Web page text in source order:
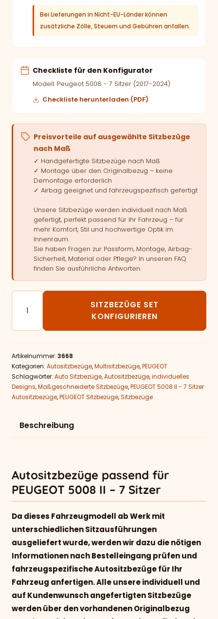
Bei Lieferungen in Nicht-EU-Länder können
zusätzliche Zölle, Steuern und Gebühren anfallen.
Checkliste für den Konfigurator
Modell: Peugeot 5008 - 7 Sitzer (2017-2024)
Checkliste herunterladen (PDF)
Preisvorteile auf ausgewählte Sitzbezüge
nach Maß
✓ Handgefertigte Sitzbezüge nach Maß
✓ Montage über den Originalbezug – keine
Demontage erforderlich
✓ Airbag geeignet und fahrzeugspezifisch gefertigt
Unsere Sitzbezüge werden individuell nach Maß
gefertigt, perfekt passend für Ihr Fahrzeug – für
mehr Komfort, Stil und hochwertige Optik im
Innenraum.
Sie haben Fragen zur Passform, Montage, Airbag-
Sicherheit, Material oder Pflege? In unseren FAQ
finden Sie ausführliche Antworten.
Autositzbezüge passend für PEUGEOT 5008 II - 7
SITZBEZÜGE SET
KONFIGURIEREN
Artikelnummer: 3668
Kategorien: Autositzbezüge,Multisitzbezüge,PEUGEOT
Schlagwörter: Auto Sitzbezüge,Autositzbezüge,individuelles
Designs,Maßgeschneiderte Sitzbezüge,PEUGEOT 5008 II - 7 Sitzer
Autositzbezüge,PEUGEOT Sitzbezüge,Sitzbezüge
Beschreibung
Autositzbezüge passend für
PEUGEOT 5008 II – 7 Sitzer
Da dieses Fahrzeugmodell ab Werk mit
unterschiedlichen Sitzausführungen
ausgeliefert wurde, werden wir dazu die nötigen
Informationen nach Bestelleingang prüfen und
fahrzeugspezifische Autositzbezüge für Ihr
Fahrzeug anfertigen. Alle unsere individuell und
auf Kundenwunsch angefertigten Sitzbezüge
werden über den vorhandenen Originalbezug